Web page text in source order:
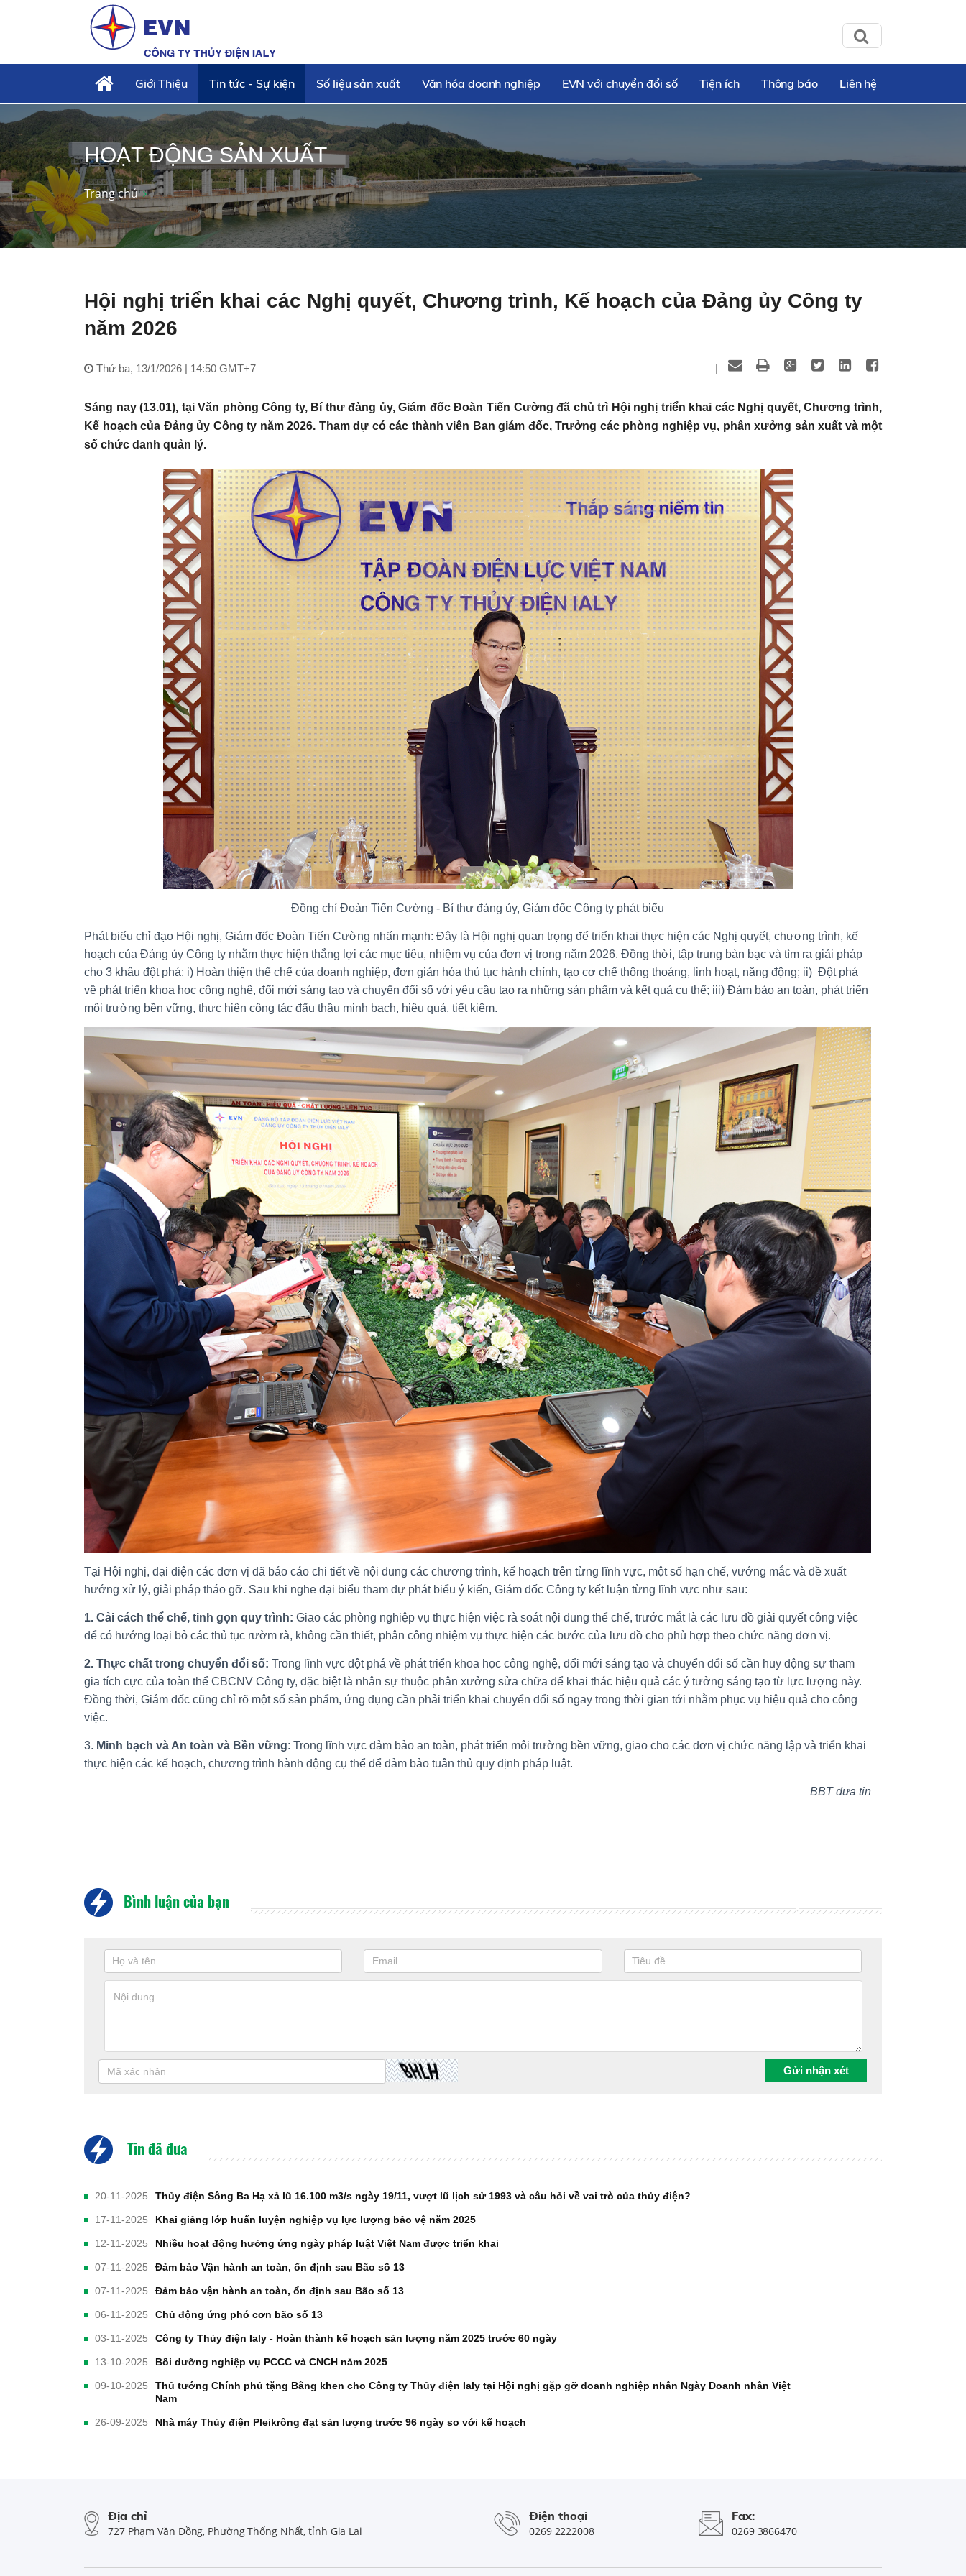
Giới Thiệu Tin tức - Sự kiện Số liệu sản xuất Văn hóa doanh nghiệp EVN với chuyển đổi số Tiện ích Thông báo Liên hệ
HOẠT ĐỘNG SẢN XUẤT
Trang chủ
Hội nghị triển khai các Nghị quyết, Chương trình, Kế hoạch của Đảng ủy Công ty
năm 2026
Thứ ba, 13/1/2026 | 14:50 GMT+7 |
Sáng nay (13.01), tại Văn phòng Công ty, Bí thư đảng ủy, Giám đốc Đoàn Tiến Cường đã chủ trì Hội nghị triển khai các Nghị quyết, Chương trình,
Kế hoạch của Đảng ủy Công ty năm 2026. Tham dự có các thành viên Ban giám đốc, Trưởng các phòng nghiệp vụ, phân xưởng sản xuất và một
số chức danh quản lý.
Đồng chí Đoàn Tiến Cường - Bí thư đảng ủy, Giám đốc Công ty phát biểu
Phát biểu chỉ đạo Hội nghị, Giám đốc Đoàn Tiến Cường nhấn mạnh: Đây là Hội nghị quan trọng để triển khai thực hiện các Nghị quyết, chương trình, kế
hoạch của Đảng ủy Công ty nhằm thực hiện thắng lợi các mục tiêu, nhiệm vụ của đơn vị trong năm 2026. Đồng thời, tập trung bàn bạc và tìm ra giải pháp
cho 3 khâu đột phá: i) Hoàn thiện thể chế của doanh nghiệp, đơn giản hóa thủ tục hành chính, tạo cơ chế thông thoáng, linh hoạt, năng động; ii) Đột phá
về phát triển khoa học công nghệ, đổi mới sáng tạo và chuyển đổi số với yêu cầu tạo ra những sản phẩm và kết quả cụ thể; iii) Đảm bảo an toàn, phát triển
môi trường bền vững, thực hiện công tác đấu thầu minh bạch, hiệu quả, tiết kiệm.
Tại Hội nghị, đại diện các đơn vị đã báo cáo chi tiết về nội dung các chương trình, kế hoạch trên từng lĩnh vực, một số hạn chế, vướng mắc và đề xuất
hướng xử lý, giải pháp tháo gỡ. Sau khi nghe đại biểu tham dự phát biểu ý kiến, Giám đốc Công ty kết luận từng lĩnh vực như sau:
1. Cải cách thể chế, tinh gọn quy trình: Giao các phòng nghiệp vụ thực hiện việc rà soát nội dung thể chế, trước mắt là các lưu đồ giải quyết công việc
để có hướng loại bỏ các thủ tục rườm rà, không cần thiết, phân công nhiệm vụ thực hiện các bước của lưu đồ cho phù hợp theo chức năng đơn vị.
2. Thực chất trong chuyển đổi số: Trong lĩnh vực đột phá về phát triển khoa học công nghệ, đổi mới sáng tạo và chuyển đổi số cần huy động sự tham
gia tích cực của toàn thể CBCNV Công ty, đặc biệt là nhân sự thuộc phân xưởng sửa chữa để khai thác hiệu quả các ý tưởng sáng tạo từ lực lượng này.
Đồng thời, Giám đốc cũng chỉ rõ một số sản phẩm, ứng dụng cần phải triển khai chuyển đổi số ngay trong thời gian tới nhằm phục vụ hiệu quả cho công
việc.
3. Minh bạch và An toàn và Bền vững: Trong lĩnh vực đảm bảo an toàn, phát triển môi trường bền vững, giao cho các đơn vị chức năng lập và triển khai
thực hiện các kế hoạch, chương trình hành động cụ thể để đảm bảo tuân thủ quy định pháp luật.
BBT đưa tin
Bình luận của bạn
Tin đã đưa
20-11-2025 Thủy điện Sông Ba Hạ xả lũ 16.100 m3/s ngày 19/11, vượt lũ lịch sử 1993 và câu hỏi về vai trò của thủy điện?
17-11-2025 Khai giảng lớp huấn luyện nghiệp vụ lực lượng bảo vệ năm 2025
12-11-2025 Nhiều hoạt động hưởng ứng ngày pháp luật Việt Nam được triển khai
07-11-2025 Đảm bảo Vận hành an toàn, ổn định sau Bão số 13
07-11-2025 Đảm bảo vận hành an toàn, ổn định sau Bão số 13
06-11-2025 Chủ động ứng phó cơn bão số 13
03-11-2025 Công ty Thủy điện Ialy - Hoàn thành kế hoạch sản lượng năm 2025 trước 60 ngày
13-10-2025 Bồi dưỡng nghiệp vụ PCCC và CNCH năm 2025
09-10-2025
Thủ tướng Chính phủ tặng Bằng khen cho Công ty Thủy điện Ialy tại Hội nghị gặp gỡ doanh nghiệp nhân Ngày Doanh nhân Việt
Nam
26-09-2025 Nhà máy Thủy điện Pleikrông đạt sản lượng trước 96 ngày so với kế hoạch
Địa chỉ
727 Phạm Văn Đồng, Phường Thống Nhất, tỉnh Gia Lai
Điện thoại
0269 2222008
Fax:
0269 3866470